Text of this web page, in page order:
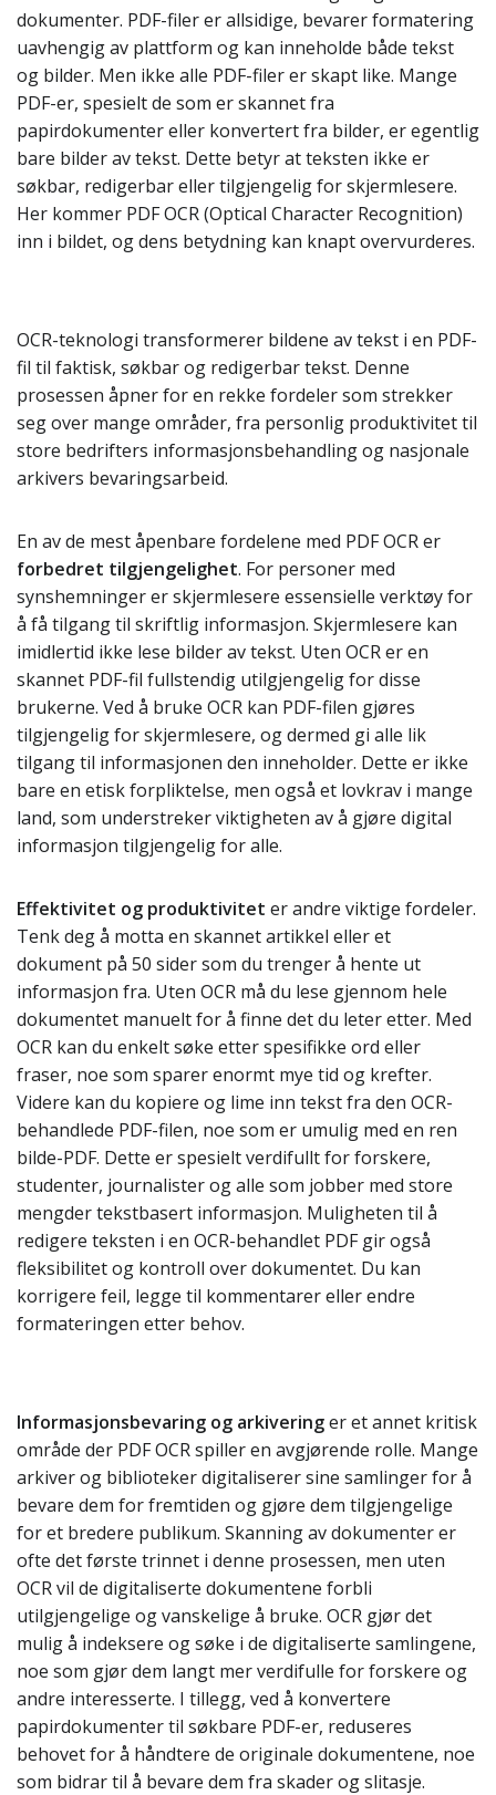
dokumenter. PDF-filer er allsidige, bevarer formatering
uavhengig av plattform og kan inneholde både tekst
og bilder. Men ikke alle PDF-filer er skapt like. Mange
PDF-er, spesielt de som er skannet fra
papirdokumenter eller konvertert fra bilder, er egentlig
bare bilder av tekst. Dette betyr at teksten ikke er
søkbar, redigerbar eller tilgjengelig for skjermlesere.
Her kommer PDF OCR (Optical Character Recognition)
inn i bildet, og dens betydning kan knapt overvurderes.
OCR-teknologi transformerer bildene av tekst i en PDF-
fil til faktisk, søkbar og redigerbar tekst. Denne
prosessen åpner for en rekke fordeler som strekker
seg over mange områder, fra personlig produktivitet til
store bedrifters informasjonsbehandling og nasjonale
arkivers bevaringsarbeid.
En av de mest åpenbare fordelene med PDF OCR er
forbedret tilgjengelighet. For personer med
synshemninger er skjermlesere essensielle verktøy for
å få tilgang til skriftlig informasjon. Skjermlesere kan
imidlertid ikke lese bilder av tekst. Uten OCR er en
skannet PDF-fil fullstendig utilgjengelig for disse
brukerne. Ved å bruke OCR kan PDF-filen gjøres
tilgjengelig for skjermlesere, og dermed gi alle lik
tilgang til informasjonen den inneholder. Dette er ikke
bare en etisk forpliktelse, men også et lovkrav i mange
land, som understreker viktigheten av å gjøre digital
informasjon tilgjengelig for alle.
Effektivitet og produktivitet er andre viktige fordeler.
Tenk deg å motta en skannet artikkel eller et
dokument på 50 sider som du trenger å hente ut
informasjon fra. Uten OCR må du lese gjennom hele
dokumentet manuelt for å finne det du leter etter. Med
OCR kan du enkelt søke etter spesifikke ord eller
fraser, noe som sparer enormt mye tid og krefter.
Videre kan du kopiere og lime inn tekst fra den OCR-
behandlede PDF-filen, noe som er umulig med en ren
bilde-PDF. Dette er spesielt verdifullt for forskere,
studenter, journalister og alle som jobber med store
mengder tekstbasert informasjon. Muligheten til å
redigere teksten i en OCR-behandlet PDF gir også
fleksibilitet og kontroll over dokumentet. Du kan
korrigere feil, legge til kommentarer eller endre
formateringen etter behov.
Informasjonsbevaring og arkiveringer et annet kritisk
område der PDF OCR spiller en avgjørende rolle. Mange
arkiver og biblioteker digitaliserer sine samlinger for å
bevare dem for fremtiden og gjøre dem tilgjengelige
for et bredere publikum. Skanning av dokumenter er
ofte det første trinnet i denne prosessen, men uten
OCR vil de digitaliserte dokumentene forbli
utilgjengelige og vanskelige å bruke. OCR gjør det
mulig å indeksere og søke i de digitaliserte samlingene,
noe som gjør dem langt mer verdifulle for forskere og
andre interesserte. I tillegg, ved å konvertere
papirdokumenter til søkbare PDF-er, reduseres
behovet for å håndtere de originale dokumentene, noe
som bidrar til å bevare dem fra skader og slitasje.